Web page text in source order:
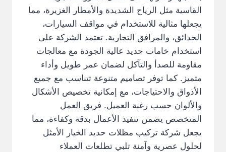
القاسية مثل الرياح الشديدة والأمطار الغزيرة، مما
يجعلها مثالية للاستخدام في مواقف السيارات،
الحدائق، والمرافق التجارية. تعتمد الشركة على
استخدام خامات حديد عالية الجودة مع معالجات
مقاومة للصدأ والتآكل لضمان عمر طويل وأداء
متميز. كما توفر تصاميم متنوعة تتناسب مع جميع
الأذواق والاحتياجات، مع إمكانية تخصيص الأشكال
والألوان حسب رغبة العميل. فريق العمل
المتخصص يضمن تنفيذ الأعمال بدقة وكفاءة، مما
يجعل شركة تركيب مظلات حديد الخيار الأمثل
لحلول عصرية وآمنة تلبي تطلعات العملاء